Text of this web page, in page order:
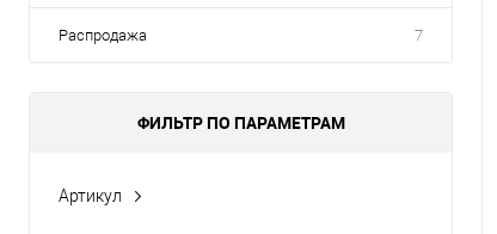
Распродажа 7
ФИЛЬТР ПО ПАРАМЕТРАМ
Артикул